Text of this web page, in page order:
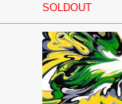
SOLDOUT